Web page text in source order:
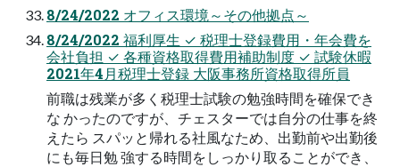
8/24/2022 オフィス環境～その他拠点～
8/24/2022 福利厚生 ✓ 税理士登録費用・年会費を
会社負担 ✓ 各種資格取得費用補助制度 ✓ 試験休暇
2021年4月税理士登録 大阪事務所資格取得所員
前職は残業が多く税理士試験の勉強時間を確保でき
な かったのですが、チェスターでは自分の仕事を終
えたら スパッと帰れる社風なため、出勤前や出勤後
にも毎日勉 強する時間をしっかり取ることができ、